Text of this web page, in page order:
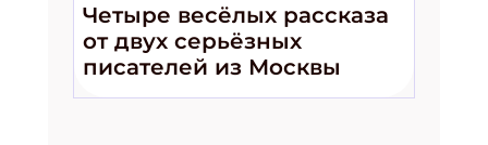
Четыре весёлых рассказа
от двух серьёзных
писателей из Москвы
Получи электронный "Классный журнал" в
подарок!
Укажите имя